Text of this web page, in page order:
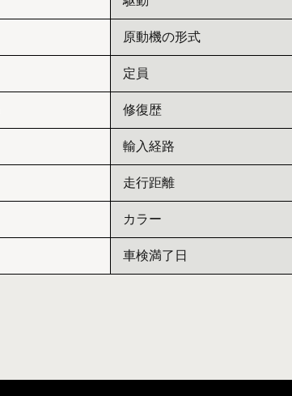
原動機の形式
定員
修復歴
輸入経路
走行距離
カラー
車検満了日